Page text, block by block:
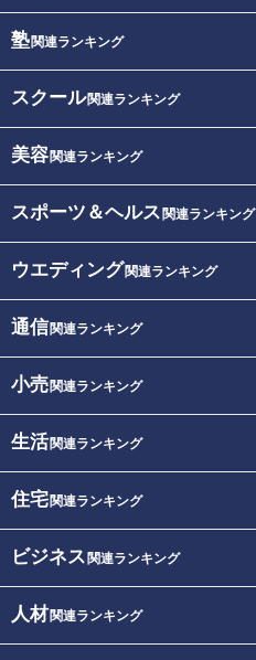
塾関連ランキング
スクール関連ランキング
美容関連ランキング
スポーツ＆ヘルス 関連ランキング
ウエディング関連ランキング
通信関連ランキング
小売関連ランキング
生活関連ランキング
住宅関連ランキング
ビジネス 関連ランキング
人材関連ランキング